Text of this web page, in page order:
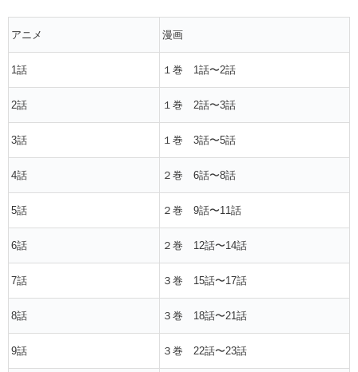
アニメ 漫画
1話 １巻 1話〜2話
2話 １巻 2話〜3話
3話 １巻 3話〜5話
4話 ２巻 6話〜8話
5話 ２巻 9話〜11話
6話 ２巻 12話〜14話
7話 ３巻 15話〜17話
8話 ３巻 18話〜21話
9話 ３巻 22話〜23話